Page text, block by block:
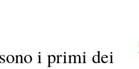
i primi dei